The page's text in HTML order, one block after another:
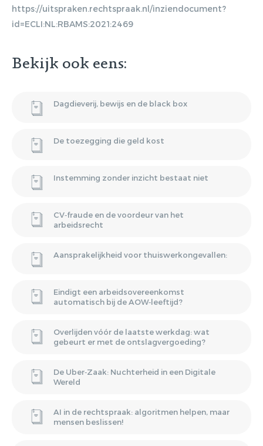
https://uitspraken.rechtspraak.nl/inziendocument?
id=ECLI:NL:RBAMS:2021:2469
Bekijk ook eens:
Dagdieverij, bewijs en de black box
De toezegging die geld kost
Instemming zonder inzicht bestaat niet
CV‑fraude en de voordeur van het
arbeidsrecht
Aansprakelijkheid voor thuiswerkongevallen:
Eindigt een arbeidsovereenkomst
automatisch bij de AOW‑leeftijd?
Overlijden vóór de laatste werkdag: wat
gebeurt er met de ontslagvergoeding?
De Uber‑Zaak: Nuchterheid in een Digitale
Wereld
AI in de rechtspraak: algoritmen helpen, maar
mensen beslissen!
ontvangen
consectetur adipiscing elit. Nulla in
suscip.